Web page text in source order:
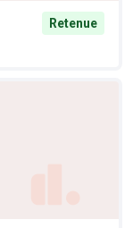
Retenue